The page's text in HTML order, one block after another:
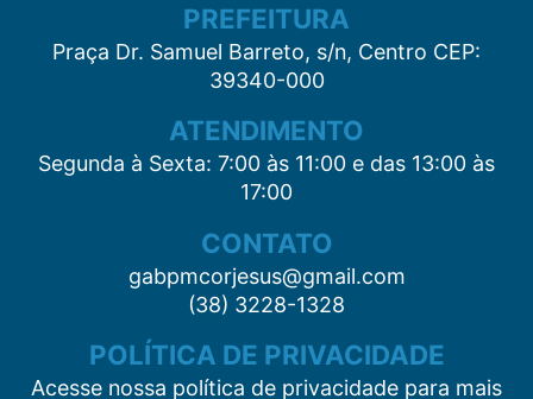
PREFEITURA
Praça Dr. Samuel Barreto, s/n, Centro CEP:
39340-000
ATENDIMENTO
Segunda à Sexta: 7:00 às 11:00 e das 13:00 às
17:00
CONTATO
gabpmcorjesus@gmail.com
(38) 3228-1328
POLÍTICA DE PRIVACIDADE
Acesse nossa política de privacidade para mais